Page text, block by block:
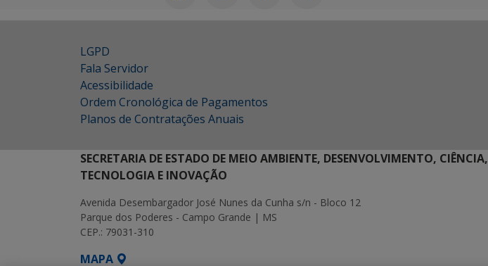
LGPD
Fala Servidor
Acessibilidade
Ordem Cronológica de Pagamentos
Planos de Contratações Anuais
SECRETARIA DE ESTADO DE MEIO AMBIENTE, DESENVOLVIMENTO, CIÊNCIA,
TECNOLOGIA E INOVAÇÃO
Avenida Desembargador José Nunes da Cunha s/n - Bloco 12
Parque dos Poderes - Campo Grande | MS
CEP.: 79031-310
MAPA